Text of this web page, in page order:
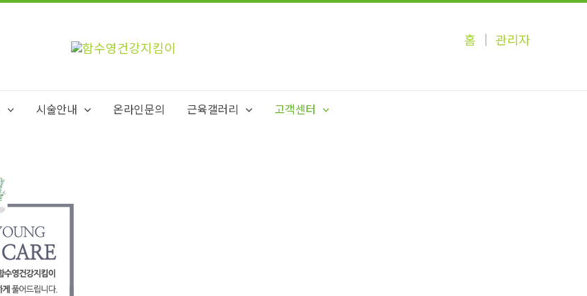
홈 │ 관리자
시술안내 온라인문의 근육갤러리 고객센터